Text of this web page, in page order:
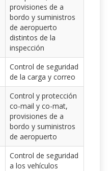
provisiones de a
bordo y suministros
de aeropuerto
distintos de la
inspección
Control de seguridad
de la carga y correo
Control y protección
co-mail y co-mat,
provisiones de a
bordo y suministros
de aeropuerto
Control de seguridad
a los vehículos